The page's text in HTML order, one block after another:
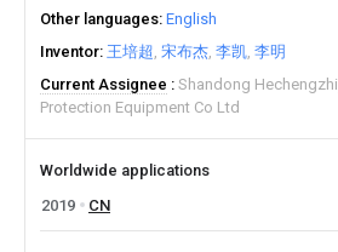
Other languages English
Inventor 王培超 宋布杰 李凯 李明
Current Assignee
Shandong
Protection Equipment Co Ltd
Worldwide applications
2019
CN